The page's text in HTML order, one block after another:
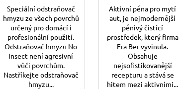
Speciální odstraňovač
hmyzu ze všech povrchů
určený pro domácí i
profesionální použití.
Odstraňovač hmyzu No
Insect není agresivní
vůči povrchům.
Nastříkejte odstraňovač
hmyzu...
Aktivní pěna pro mytí
aut, je nejmodernější
pěnivý čistící
prostředek, který firma
Fra Ber vyvinula.
Obsahuje
nejsofistikovanější
recepturu a stává se
hitem mezi aktivními...